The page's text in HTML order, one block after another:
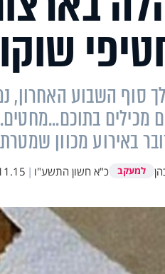
סוף השבוע האחרון,
מכילים
באירוע מכוון
למעקב כ"א חשון התשע"ו |